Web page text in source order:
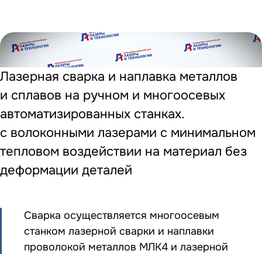
Лазерная сварка и наплавка металлов
и сплавов на ручном и многоосевых
автоматизированных станках.
с волоконными лазерами с минимальном
тепловом воздействии на материал без
деформации деталей
Сварка осуществляется многоосевым
станком лазерной сварки и наплавки
проволокой металлов МЛК4 и лазерной